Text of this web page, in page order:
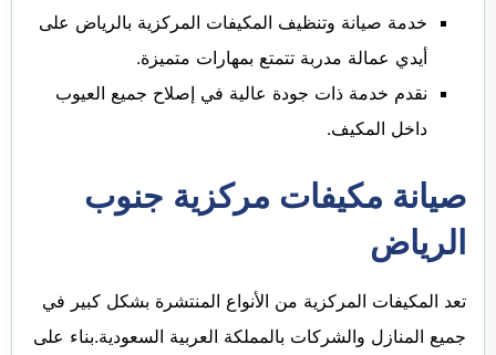
خدمة صيانة وتنظيف المكيفات المركزية بالرياض على
أيدي عمالة مدربة تتمتع بمهارات متميزة.
نقدم خدمة ذات جودة عالية في إصلاح جميع العيوب
داخل المكيف.
صيانة مكيفات مركزية جنوب
الرياض
تعد المكيفات المركزية من الأنواع المنتشرة بشكل كبير في
جميع المنازل والشركات بالمملكة العربية السعودية.بناء على